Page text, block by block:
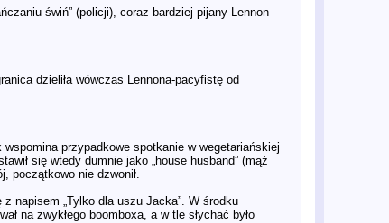
Wings”
rozczarowanie?
ostatecznej składanki
3 lis
Niepublikowane zdjęcia Beatlesów
sprzedane na aukcji
wieloma względami tak było”: Paul
McCartney o straconych latach po
świń” (policji), coraz bardziej pijany Lennon
dzieliła wówczas Lennona-pacyfistę od
przypadkowe spotkanie w wegetariańskiej
się wtedy dumnie jako „house husband” (mąż
początkowo nie dzwonił.
z napisem „Tylko dla uszu Jacka”. W środku
na zwykłego boomboxa, a w tle słychać było